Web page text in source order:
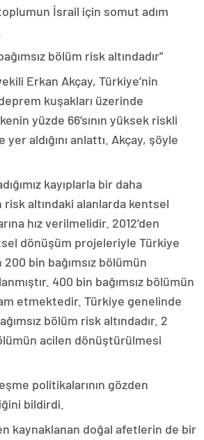
İsrail için somut adım
bölüm risk altındadır”
Erkan Akçay, Türkiye’nin
kuşakları üzerinde
yüzde 66’sının yüksek riskli
aldığını anlattı. Akçay, şöyle
kayıplarla bir daha
risk altındaki alanlarda kentsel
hız verilmelidir. 2012’den
dönüşüm projeleriyle Türkiye
bin bağımsız bölümün
400 bin bağımsız bölümün
etmektedir. Türkiye genelinde
bölüm risk altındadır. 2
acilen dönüştürülmesi
politikalarının gözden
bildirdi.
kaynaklanan doğal afetlerin de bir